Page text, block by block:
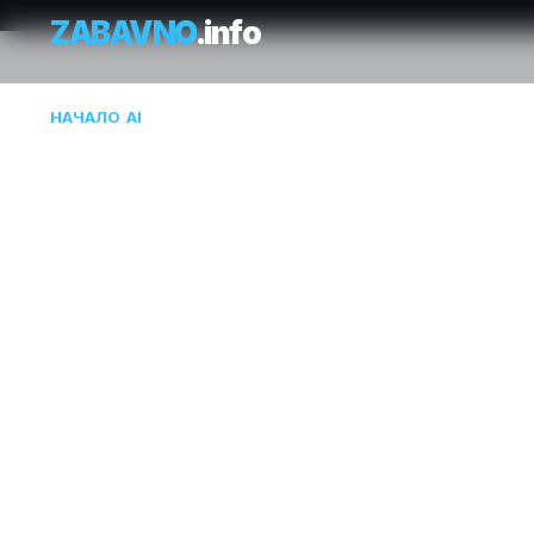
ZABAVNO.info
НАЧАЛО AI